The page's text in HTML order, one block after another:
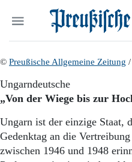
Suchen und finden
© Preußische Allgemeine Zeitung
Ungarndeutsche
„Von der Wiege bis zur
Ungarn ist der einzige Staat,
Gedenktag an die
zwischen 1946 und 1948